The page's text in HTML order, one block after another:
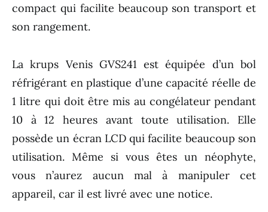
compact qui facilite beaucoup son transport et
son rangement.
La krups Venis GVS241 est équipée d’un bol
réfrigérant en plastique d’une capacité réelle de
1 litre qui doit être mis au congélateur pendant
10 à 12 heures avant toute utilisation. Elle
possède un écran LCD qui facilite beaucoup son
utilisation. Même si vous êtes un néophyte,
vous n’aurez aucun mal à manipuler cet
appareil, car il est livré avec une notice.